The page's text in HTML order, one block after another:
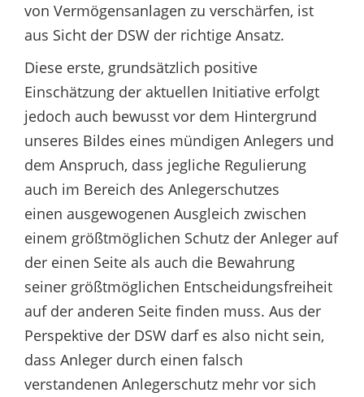
von Vermögensanlagen zu verschärfen, ist
aus Sicht der DSW der richtige Ansatz.
Diese erste, grundsätzlich positive
Einschätzung der aktuellen Initiative erfolgt
jedoch auch bewusst vor dem Hintergrund
unseres Bildes eines mündigen Anlegers und
dem Anspruch, dass jegliche Regulierung
auch im Bereich des Anlegerschutzes
einen ausgewogenen Ausgleich zwischen
einem größtmöglichen Schutz der Anleger auf
der einen Seite als auch die Bewahrung
seiner größtmöglichen Entscheidungsfreiheit
auf der anderen Seite finden muss. Aus der
Perspektive der DSW darf es also nicht sein,
dass Anleger durch einen falsch
verstandenen Anlegerschutz mehr vor sich